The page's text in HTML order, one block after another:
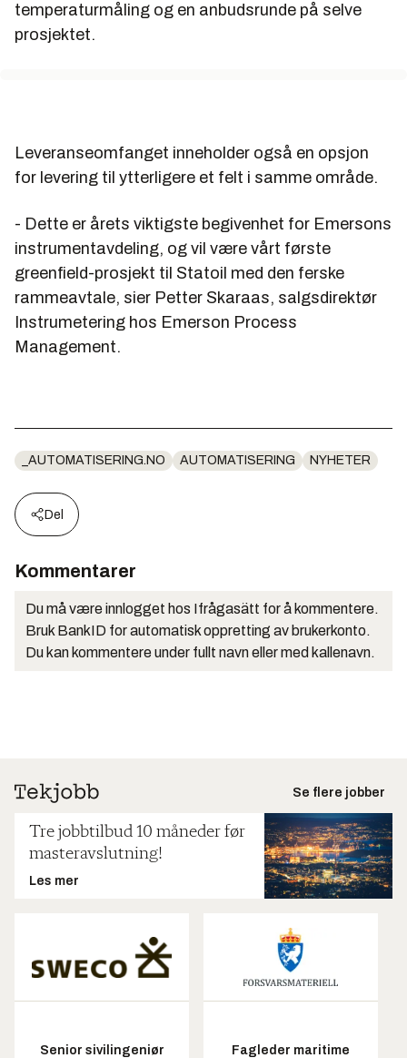
temperaturmåling og en anbudsrunde på selve
prosjektet.
Leveranseomfanget inneholder også en opsjon
for levering til ytterligere et felt i samme område.
- Dette er årets viktigste begivenhet for Emersons
instrumentavdeling, og vil være vårt første
greenfield-prosjekt til Statoil med den ferske
rammeavtale, sier Petter Skaraas, salgsdirektør
Instrumetering hos Emerson Process
Management.
_AUTOMATISERING.NO AUTOMATISERING NYHETER
Del
Kommentarer
Du må være innlogget hos Ifrågasätt for å kommentere.
Bruk BankID for automatisk oppretting av brukerkonto.
Du kan kommentere under fullt navn eller med kallenavn.
Se flere jobber
Tre jobbtilbud 10 måneder før
masteravslutning!
Les mer
Senior sivilingeniør
Fagleder maritime